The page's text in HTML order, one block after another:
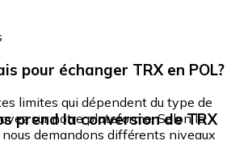
pour échanger TRX en POL?
limites qui dépendent du type de
sur notre plateforme. Selon le
demandons différents niveaux
prend la conversion de TRX